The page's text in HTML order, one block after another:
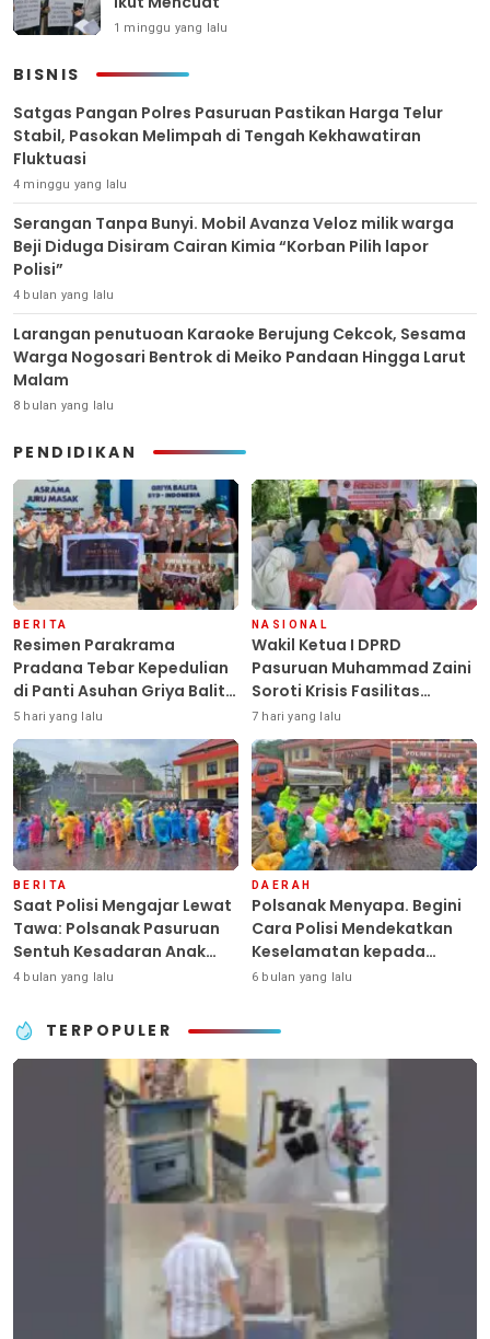
1 minggu yang lalu
BISNIS
Satgas Pangan Polres Pasuruan Pastikan Harga Telur
Stabil, Pasokan Melimpah di Tengah Kekhawatiran
Fluktuasi
4 minggu yang lalu
Serangan Tanpa Bunyi. Mobil Avanza Veloz milik warga
Beji Diduga Disiram Cairan Kimia “Korban Pilih lapor
Polisi”
4 bulan yang lalu
Larangan penutuoan Karaoke Berujung Cekcok, Sesama
Warga Nogosari Bentrok di Meiko Pandaan Hingga Larut
Malam
8 bulan yang lalu
PENDIDIKAN
BERITA
Resimen Parakrama
Pradana Tebar Kepedulian
di Panti Asuhan Griya Balita
SYD, Peluk Hangat Balita
Terlantar “POLRI Hadir
Dengan Hati”
5 hari yang lalu
NASIONAL
Wakil Ketua I DPRD
Pasuruan Muhammad Zaini
Soroti Krisis Fasilitas
Sekolah di Tengah Efisiensi
Anggaran
7 hari yang lalu
BERITA
Saat Polisi Mengajar Lewat
Tawa: Polsanak Pasuruan
Sentuh Kesadaran Anak
Sejak Dini
4 bulan yang lalu
DAERAH
Polsanak Menyapa. Begini
Cara Polisi Mendekatkan
Keselamatan kepada
Generasi Sejak Usia Dini
6 bulan yang lalu
TERPOPULER